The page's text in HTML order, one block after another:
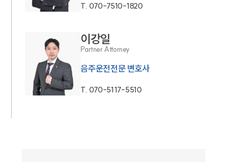
T. 070-7510-1820
이강일
Partner Attorney
음주운전전문 변호사
T. 070-5117-5510